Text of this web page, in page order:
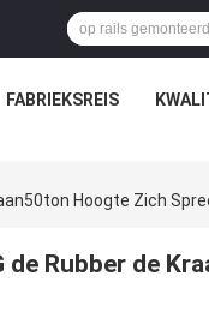
FABRIEKSREIS
Hoogte Zich
de Rubber de